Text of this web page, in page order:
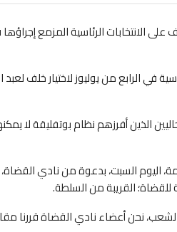
على
في الرابع من يوليوز لاختيار خلف
الذين أفرزهم نظام بوتفليقة لا
اليوم السبت، بدعوة من نادي
للقضاة؛ القريبة من السلطة.
نحن أعضاء نادي القضاة قررنا